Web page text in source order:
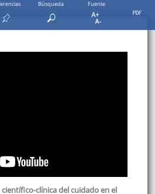
Búsqueda Fuente
clínica del cuidado en el